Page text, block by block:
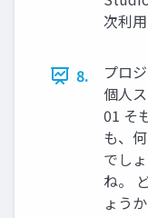
次利
8.
プロ
個人
01 そ
も、
でし
ね。
ょう